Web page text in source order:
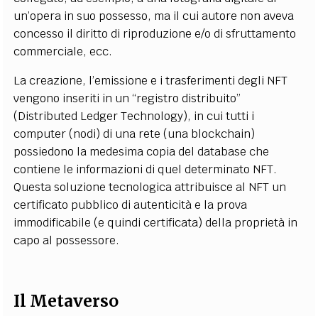
un’opera in suo possesso, ma il cui autore non aveva
concesso il diritto di riproduzione e/o di sfruttamento
commerciale, ecc.
La creazione, l’emissione e i trasferimenti degli NFT
vengono inseriti in un “registro distribuito”
(Distributed Ledger Technology), in cui tutti i
computer (nodi) di una rete (una blockchain)
possiedono la medesima copia del database che
contiene le informazioni di quel determinato NFT.
Questa soluzione tecnologica attribuisce al NFT un
certificato pubblico di autenticità e la prova
immodificabile (e quindi certificata) della proprietà in
capo al possessore.
Il Metaverso